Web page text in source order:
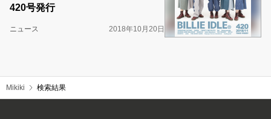
420号発行
ニュース 2018年10月20日
Mikiki 検索結果